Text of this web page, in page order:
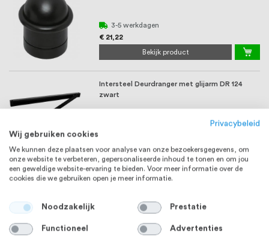
3-5 werkdagen
€ 21,22
Bekijk product
Intersteel Deurdranger met glijarm DR 124
zwart
Magnetische deurstopper voor glazen deuren
zwart
3-5 werkdagen
Bekijk product
Privacybeleid
Wij gebruiken cookies
We kunnen deze plaatsen voor analyse van onze bezoekersgegevens, om
onze website te verbeteren, gepersonaliseerde inhoud te tonen en om jou
een geweldige website-ervaring te bieden. Voor meer informatie over de
cookies die we gebruiken open je meer informatie.
Noodzakelijk Prestatie
Functioneel Advertenties